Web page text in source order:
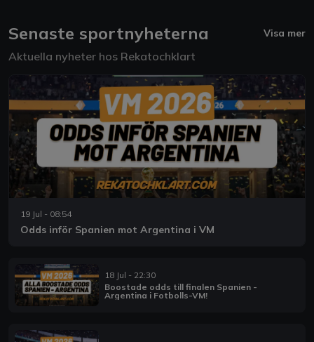
Senaste sportnyheterna Visa mer
Aktuella nyheter hos Rekatochklart
19 Jul - 08:54
Odds inför Spanien mot Argentina i VM
18 Jul - 22:30
Boostade odds till finalen Spanien -
Argentina i Fotbolls-VM!